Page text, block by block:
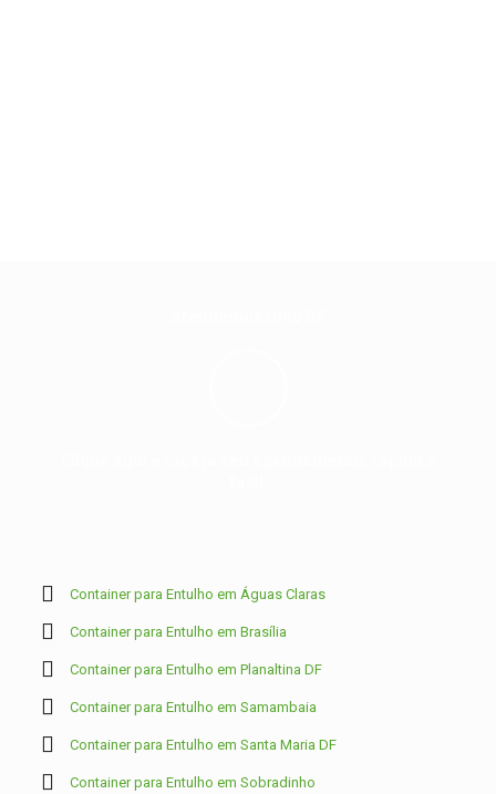
Container para Entulho em Águas Claras
Container para Entulho em Brasília
Container para Entulho em Planaltina DF
Container para Entulho em Samambaia
Container para Entulho em Santa Maria DF
Container para Entulho em Sobradinho